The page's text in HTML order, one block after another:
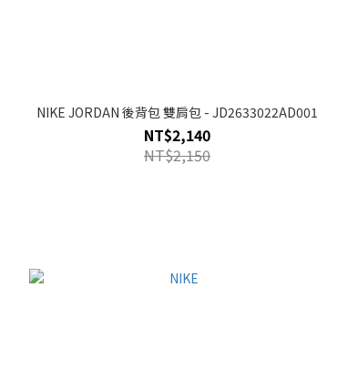
NIKE JORDAN 後背包 雙肩包 - JD2633022AD001
NT$2,140
NT$2,150